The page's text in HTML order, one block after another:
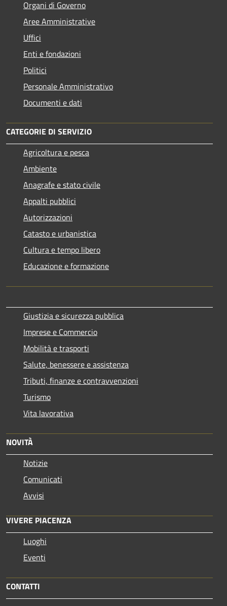
Organi di Governo
Aree Amministrative
Uffici
Enti e fondazioni
Politici
Personale Amministrativo
Documenti e dati
CATEGORIE DI SERVIZIO
Agricoltura e pesca
Ambiente
Anagrafe e stato civile
Appalti pubblici
Autorizzazioni
Catasto e urbanistica
Cultura e tempo libero
Educazione e formazione
Giustizia e sicurezza pubblica
Imprese e Commercio
Mobilità e trasporti
Salute, benessere e assistenza
Tributi, finanze e contravvenzioni
Turismo
Vita lavorativa
NOVITÀ
Notizie
Comunicati
Avvisi
VIVERE PIACENZA
Luoghi
Eventi
CONTATTI